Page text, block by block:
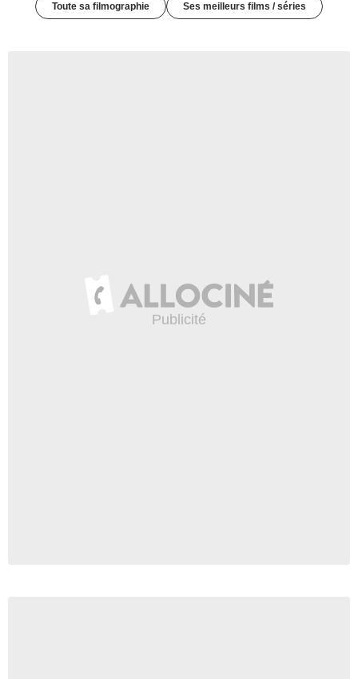
Toute sa filmographie Ses meilleurs films / séries